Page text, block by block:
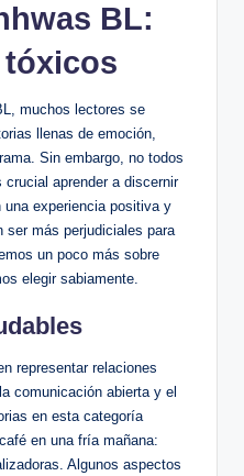
BL:
tóxicos
muchos​ lectores se
llenas de emoción,
Sin embargo, no todos
aprender a discernir
una experiencia positiva y
ser más ​perjudiciales para
un poco más sobre
elegir sabiamente.
representar relaciones
comunicación abierta y el
en⁣ esta‌ categoría
en una fría mañana:
Algunos aspectos